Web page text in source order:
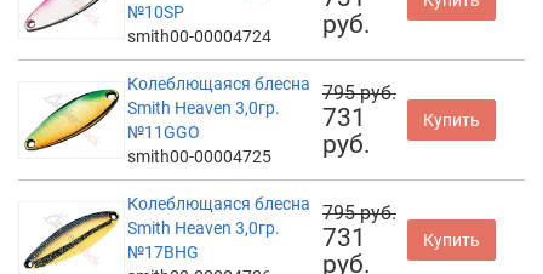
№10SP
smith00-00004724
руб.
Колеблющаяся блесна
Smith Heaven 3,0гр.
№11GGO
smith00-00004725
795 руб.
731
руб.
Купить
Колеблющаяся блесна
Smith Heaven 3,0гр.
№17BHG
795 руб.
731
руб.
Купить